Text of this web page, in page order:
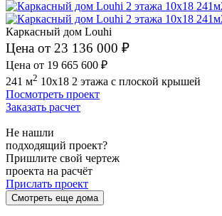
Каркасный дом Louhi
Цена от 23 136 000 ₽
Цена от 19 665 600 ₽
241 м2 10x18 2 этажа с плоской крышей
Посмотреть проект
Заказать расчет
Не нашли
подходящий проект?
Пришлите свой чертеж
проекта на расчёт
Прислать проект
Смотреть еще дома